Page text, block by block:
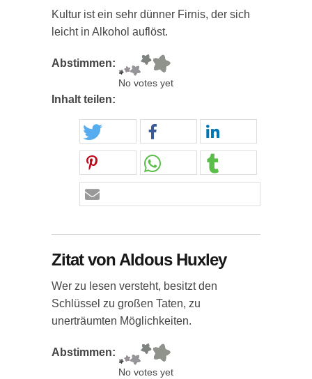
Kultur ist ein sehr dünner Firnis, der sich
leicht in Alkohol auflöst.
Abstimmen:
No votes yet
Inhalt teilen:
Zitat von Aldous Huxley
Wer zu lesen versteht, besitzt den
Schlüssel zu großen Taten, zu
unerträumten Möglichkeiten.
Abstimmen:
No votes yet